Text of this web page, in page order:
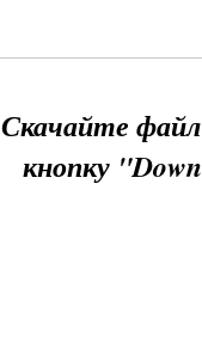
Скачайте
кнопку